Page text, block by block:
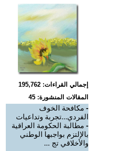
إجمالي القراءات: 195,762
المقالات المنشورة: 45
- مكافحة الخوف
الفردي...تجربة وتداعيات
- مطالبة الحكومة العراقية
بالإلتزم بواجبها الوطني
والأخلاقي تج ...